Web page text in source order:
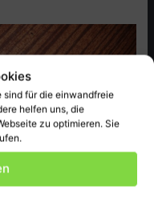
sind für die einwandfreie
helfen uns, die
zu optimieren. Sie